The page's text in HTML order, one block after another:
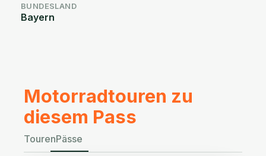
BUNDESLAND
Bayern
Motorradtouren zu
diesem Pass
TourenPässe